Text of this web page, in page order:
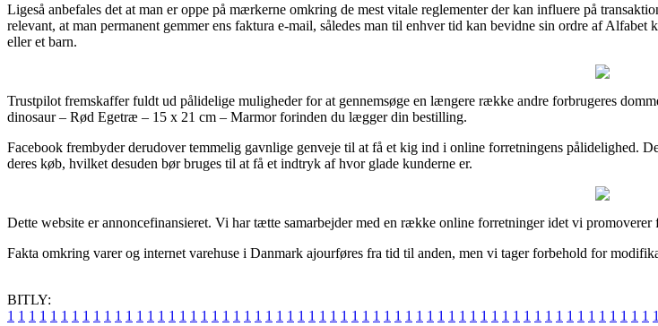
Ligeså anbefales det at man er oppe på mærkerne omkring de mest vitale reglementer der kan influere på
relevant, at man permanent gemmer ens faktura e-mail, således man til enhver tid kan bevidne sin ordre af
eller et barn.
Trustpilot fremskaffer fuldt ud pålidelige muligheder for at gennemsøge en længere række andre forbrugeres
dinosaur – Rød Egetræ – 15 x 21 cm – Marmor forinden du lægger din bestilling.
Facebook frembyder derudover temmelig gavnlige genveje til at få et kig ind i online forretningens pålidelighed.
deres køb, hvilket desuden bør bruges til at få et indtryk af hvor glade kunderne er.
Dette website er annoncefinansieret. Vi har tætte samarbejder med en række online forretninger idet vi
Fakta omkring varer og internet varehuse i Danmark ajourføres fra tid til anden, men vi tager forbehold for
BITLY:
1 1 1 1 1 1 1 1 1 1 1 1 1 1 1 1 1 1 1 1 1 1 1 1 1 1 1 1 1 1 1 1 1 1 1 1 1 1 1 1 1 1 1 1 1 1 1 1 1 1 1 1 1 1 1 1 1 1 1 1 1